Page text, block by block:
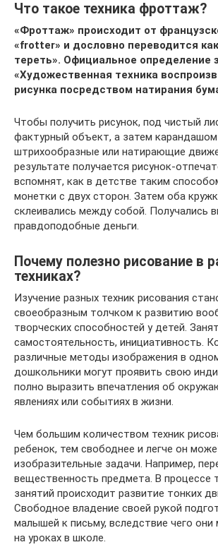
Что такое техника фроттаж?
«Фроттаж» происходит от
«frotter» и дословно переводится
тереть». Официальное определение
«Художественная техника
рисунка посредством натирания
Чтобы получить рисунок, под чистый
фактурный объект, а затем
штрихообразные или натирающие
результате получается рисунок-
вспомнят, как в детстве таким
монетки с двух сторон. Затем оба
склеивались между собой. Получались
правдоподобные деньги.
Почему полезно рисование в
техниках?
Изучение разных техник рисования
своеобразным толчком к развитию
творческих способностей у детей.
самостоятельность, инициативность.
различные методы изображения в
дошкольники могут проявить свою
полно выразить впечатления об
явлениях или событиях в жизни.
Чем большим количеством техник
ребенок, тем свободнее и легче он
изобразительные задачи. Например,
вещественность предмета. В процессе
занятий происходит развитие тонких
Свободное владение своей рукой
малышей к письму, вследствие чего
на уроках в школе.